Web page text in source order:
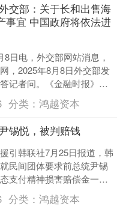
交部：关于长和出售海
事宜 中国政府将依法进
8日电，外交部网站消息，
，2025年8月8日外交部发
记者问。《金融时报》记
中远集团正在寻求获得香
售全....
分类：鸿越资本
锡悦，被判赔钱
引韩联社7月25日报道，韩
民间团体要求前总统尹锡
支付精神损害赔偿金一案
，判处被告尹锡悦向104名
10....
分类：鸿越资本